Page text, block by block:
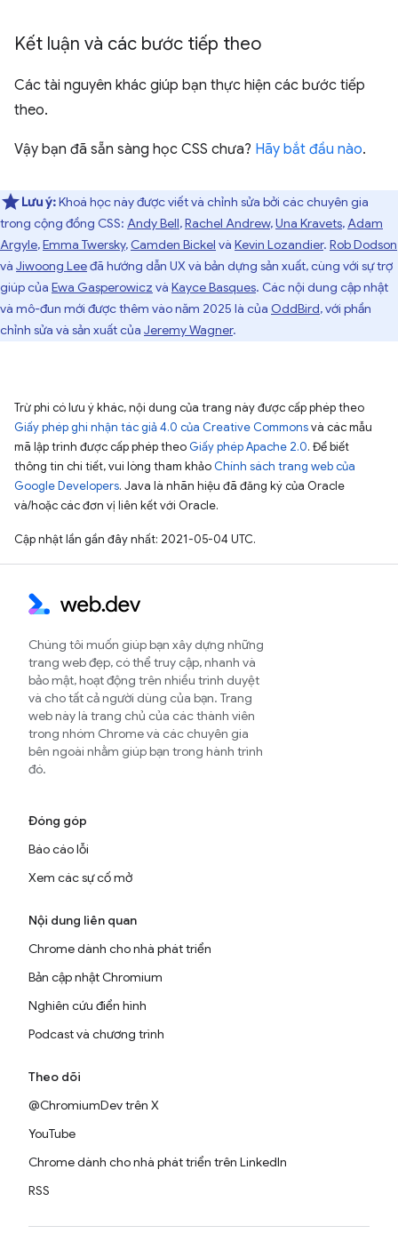
Kết luận và các bước tiếp theo
Các tài nguyên khác giúp bạn thực hiện các bước tiếp
theo.
Vậy bạn đã sẵn sàng học CSS chưa? Hãy bắt đầu nào.
Lưu ý:Khoá học này được viết và chỉnh sửa bởi các chuyên gia
trong cộng đồng CSS: Andy Bell,Rachel Andrew,Una Kravets,Adam
Argyle,Emma Twersky, Camden Bickel và Kevin Lozandier. Rob Dodson
và Jiwoong Leeđã hướng dẫn UX và bản dựng sản xuất, cùng với sự trợ
giúp của Ewa Gasperowicz và Kayce Basques. Các nội dung cập nhật
và mô-đun mới được thêm vào năm 2025 là của OddBird, với phần
chỉnh sửa và sản xuất của Jeremy Wagner.
Trừ phi có lưu ý khác, nội dung của trang này được cấp phép theo
Giấy phép ghi nhận tác giả 4.0 của Creative Commonsvà các mẫu
mã lập trình được cấp phép theo Giấy phép Apache 2.0. Để biết
thông tin chi tiết, vui lòng tham khảo Chính sách trang web của
Google Developers. Java là nhãn hiệu đã đăng ký của Oracle
và/hoặc các đơn vị liên kết với Oracle.
Cập nhật lần gần đây nhất: 2021-05-04 UTC.
Chúng tôi muốn giúp bạn xây dựng những
trang web đẹp, có thể truy cập, nhanh và
bảo mật, hoạt động trên nhiều trình duyệt
và cho tất cả người dùng của bạn. Trang
web này là trang chủ của các thành viên
trong nhóm Chrome và các chuyên gia
bên ngoài nhằm giúp bạn trong hành trình
đó.
Đóng góp
Báo cáo lỗi
Xem các sự cố mở
Nội dung liên quan
Chrome dành cho nhà phát triển
Bản cập nhật Chromium
Nghiên cứu điển hình
Podcast và chương trình
Theo dõi
@ChromiumDev trên X
YouTube
Chrome dành cho nhà phát triển trên LinkedIn
RSS